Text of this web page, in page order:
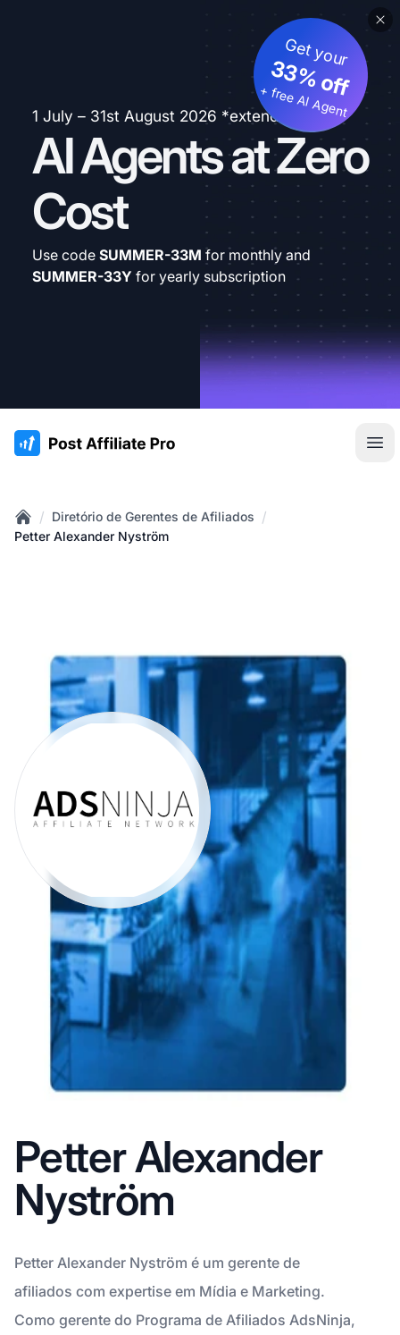
1 July – 31st August 2026 *extended
AI Agents at Zero
Cost
Get your
33% off
+ free AI Agent
Use code SUMMER-33M for monthly and
SUMMER-33Y for yearly subscription
:site.title
Home
/ Diretório de Gerentes de Afiliados /
Petter Alexander Nyström
Petter Alexander
Nyström
Petter Alexander Nyström é um gerente de
afiliados com expertise em Mídia e Marketing.
Como gerente do Programa de Afiliados AdsNinja,